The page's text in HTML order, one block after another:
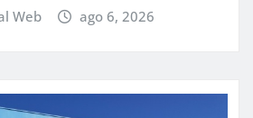
Web ago 6, 2026